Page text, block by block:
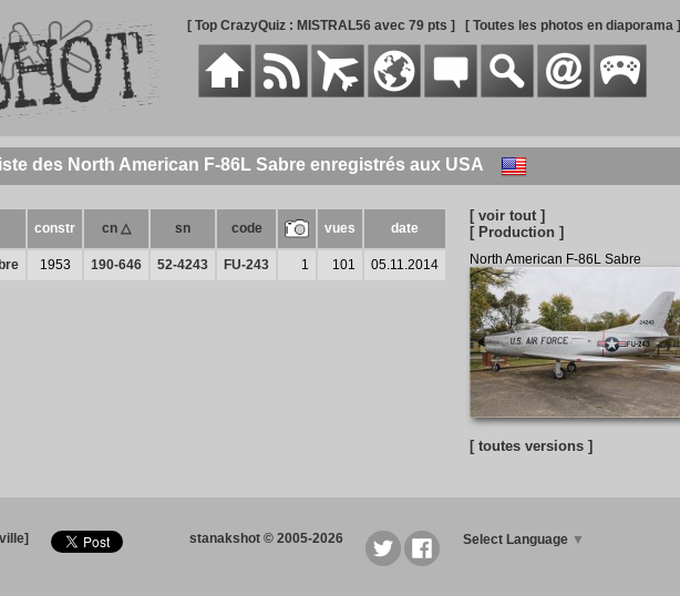
[ Top CrazyQuiz : MISTRAL56 avec 79 pts ] [ Toutes les photos en diaporama ]
des North American F-86L Sabre enregistrés aux USA
constr cn △ sn code vues date
1953 190-646 52-4243 FU-243 1 101 05.11.2014
[ voir tout ]
[ Production ]
North American F-86L Sabre
[ toutes versions ]
stanakshot © 2005-2026 Select Language ▼